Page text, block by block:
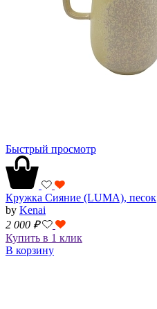
Быстрый просмотр
Кружка Сияние (LUMA), песок
by Kenai
2 000 ₽
Купить в 1 клик
В корзину